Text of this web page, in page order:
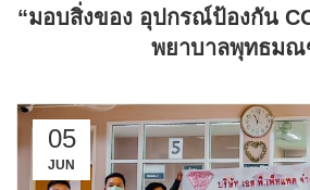
“มอบสิ่งของ อุปกรณ์ป้องกัน
พยาบาลพุทธม
05
JUN